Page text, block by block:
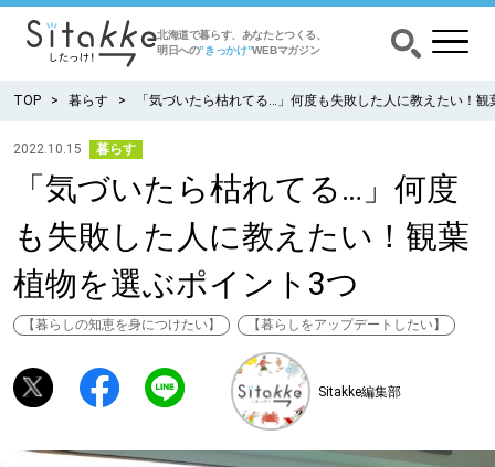
北海道で暮らす、あなたとつくる、
明日への”きっかけ”WEBマガジン
CATEGORY カテゴリー
食べる
出かける
暮らす
TOP 暮らす 「気づいたら枯れてる…」何度も失敗した人に教えたい！
2022.10.15 暮らす
「気づいたら枯れてる…」何度
も失敗した人に教えたい！観葉
植物を選ぶポイント3つ
【暮らしの知恵を身につけたい】 【暮らしをアップデートしたい】
Sitakke編集部